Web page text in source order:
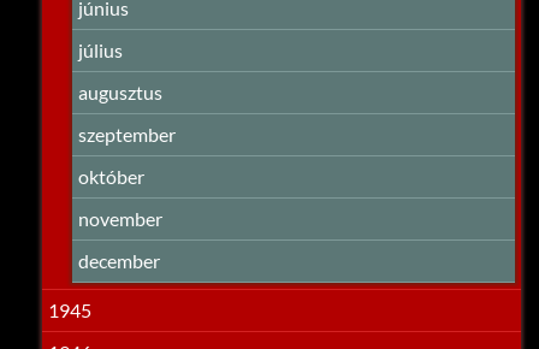
június
július
augusztus
szeptember
október
november
december
1945